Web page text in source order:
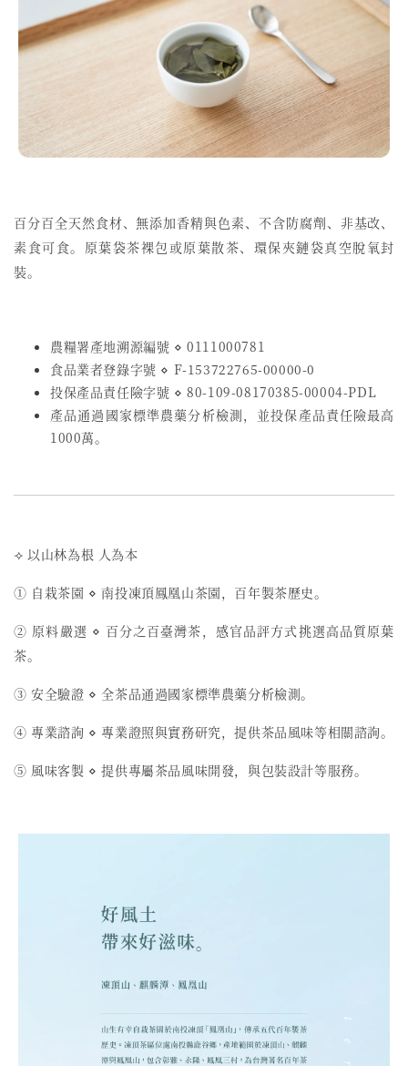
百分百全天然食材、無添加香精與色素、不含防腐劑、非基改、
素食可食。原葉袋茶裸包或原葉散茶、環保夾鏈袋真空脫氧封
裝。
農糧署產地溯源編號 ⋄ 0111000781
食品業者登錄字號 ⋄ F-153722765-00000-0
投保產品責任險字號 ⋄80-109-08170385-00004-PDL
產品通過國家標準農藥分析檢測，並投保產品責任險最高
1000萬。
⟢ 以山林為根 人為本
① 自栽茶園 ⋄ 南投凍頂鳳凰山茶園，百年製茶歷史。
② 原料嚴選 ⋄ 百分之百臺灣茶，感官品評方式挑選高品質原葉
茶。
③ 安全驗證 ⋄ 全茶品通過國家標準農藥分析檢測。
④ 專業諮詢 ⋄ 專業證照與實務研究，提供茶品風味等相關諮詢。
⑤ 風味客製 ⋄ 提供專屬茶品風味開發，與包裝設計等服務。